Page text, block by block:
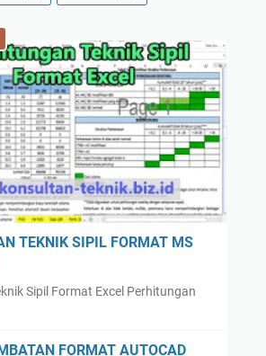
TEKNIK SIPIL FORMAT MS
Sipil Format Excel Perhitungan
FORMAT AUTOCAD